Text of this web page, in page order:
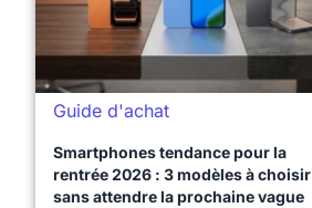
Guide d'achat
Smartphones tendance pour la
rentrée 2026 : 3 modèles à choisir
sans attendre la prochaine vague